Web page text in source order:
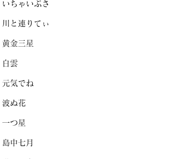
いちゃいぶさ
川と連りてぃ
黄金三星
白雲
元気でね
波ぬ花
一つ星
島中七月